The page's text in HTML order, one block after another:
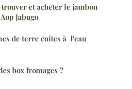
et acheter le jambon
Jabugo
de terre cuites à l'eau
box fromages ?